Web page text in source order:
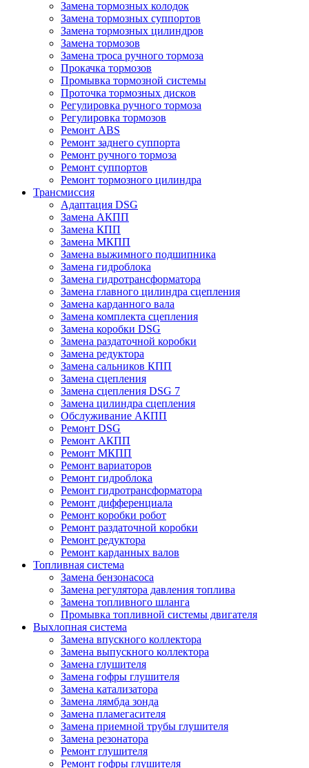
Замена тормозных колодок
Замена тормозных суппортов
Замена тормозных цилиндров
Замена тормозов
Замена троса ручного тормоза
Прокачка тормозов
Промывка тормозной системы
Проточка тормозных дисков
Регулировка ручного тормоза
Регулировка тормозов
Ремонт ABS
Ремонт заднего суппорта
Ремонт ручного тормоза
Ремонт суппортов
Ремонт тормозного цилиндра
Трансмиссия
Адаптация DSG
Замена АКПП
Замена КПП
Замена МКПП
Замена выжимного подшипника
Замена гидроблока
Замена гидротрансформатора
Замена главного цилиндра сцепления
Замена карданного вала
Замена комплекта сцепления
Замена коробки DSG
Замена раздаточной коробки
Замена редуктора
Замена сальников КПП
Замена сцепления
Замена сцепления DSG 7
Замена цилиндра сцепления
Обслуживание АКПП
Ремонт DSG
Ремонт АКПП
Ремонт МКПП
Ремонт вариаторов
Ремонт гидроблока
Ремонт гидротрансформатора
Ремонт дифференциала
Ремонт коробки робот
Ремонт раздаточной коробки
Ремонт редуктора
Ремонт карданных валов
Топливная система
Замена бензонасоса
Замена регулятора давления топлива
Замена топливного шланга
Промывка топливной системы двигателя
Выхлопная система
Замена впускного коллектора
Замена выпускного коллектора
Замена глушителя
Замена гофры глушителя
Замена катализатора
Замена лямбда зонда
Замена пламегасителя
Замена приемной трубы глушителя
Замена резонатора
Ремонт глушителя
Ремонт гофры глушителя